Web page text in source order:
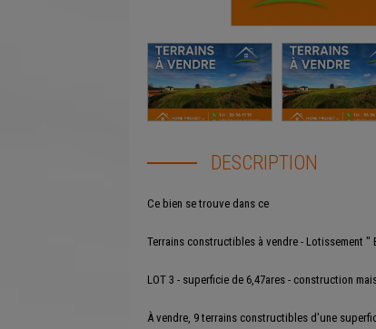
DESCRIPTION
Ce bien se trouve dans ce
Terrains constructibles à vendre - Lotissement "
LOT 3 - superficie de 6,47ares - construction
À vendre, 9 terrains constructibles d'une